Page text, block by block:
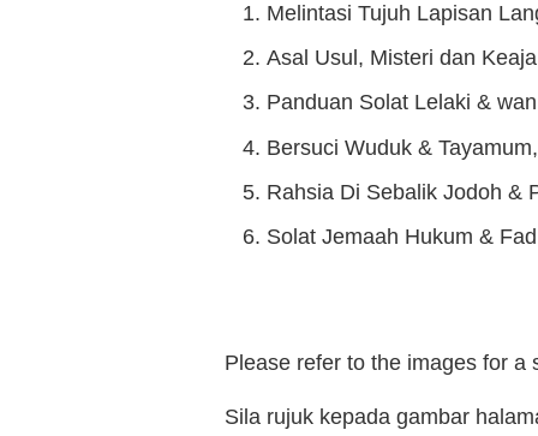
Melintasi Tujuh Lapisan
Asal Usul, Misteri dan
Panduan Solat Lelaki &
Bersuci Wuduk &
Rahsia Di Sebalik Jodoh &
Solat Jemaah Hukum &
Please refer to the images for a
Sila rujuk kepada gambar